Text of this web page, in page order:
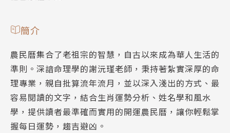
簡介
農民曆集合了老祖宗的智慧，自古以來成為華人生活的
準則。深諳命理學的謝沅瑾老師，秉持著紮實深厚的命
理專業，親自批算流年流月，並以深入淺出的方式、最
容易閱讀的文字，結合生肖運勢分析、姓名學和風水
學，提供讀者最準確而實用的開運農民曆，讓你輕鬆掌
握每日運勢，趨吉避凶。